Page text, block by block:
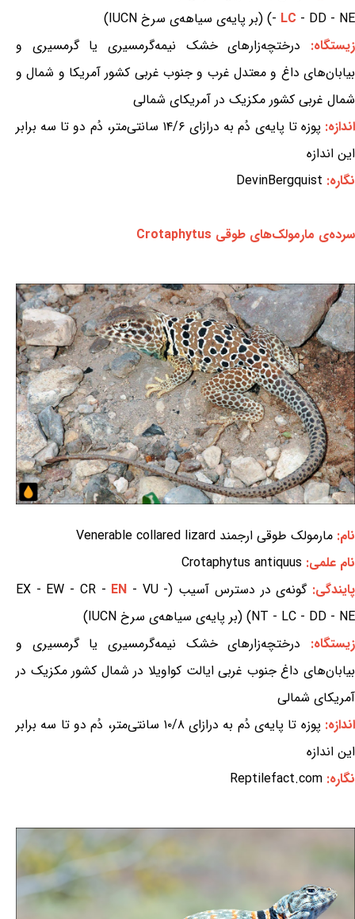
- LC - DD - NE) (بر پایه‌ی سیاهه‌ی سرخ IUCN)
زیستگاه: درختچه‌زارهای خشک نیمه‌گرمسیری یا گرمسیری و
بیابان‌های داغ و معتدل غرب و جنوب غربی کشور آمریکا و شمال و
شمال غربی کشور مکزیک در آمریکای شمالی
اندازه:
پوزه تا پایه‌ی دُم به درازای ۱۴/۶ سانتی‌متر، دُم دو تا سه برابر
این اندازه
نگاره: DevinBergquist
سرده‌ی مارمولک‌های طوقی Crotaphytus
نام: مارمولک طوقی ارجمند Venerable collared lizard
نام علمی: Crotaphytus antiquus
پایندگی:گونه‌ی در دسترس آسیب (EX - EW - CR - EN - VU -
NT - LC - DD - NE) (بر پایه‌ی سیاهه‌ی سرخ IUCN)
زیستگاه: درختچه‌زارهای خشک نیمه‌گرمسیری یا گرمسیری و
بیابان‌های داغ جنوب غربی ایالت کواویلا در شمال کشور مکزیک در
آمریکای شمالی
اندازه:
پوزه تا پایه‌ی دُم به درازای ۱۰/۸ سانتی‌متر، دُم دو تا سه برابر
این اندازه
نگاره: Reptilefact.com